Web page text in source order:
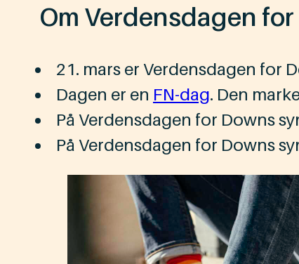
Om Verdensdagen
21. mars er ​​Verdensdagen for
Dagen er en FN-dag. ​​Den
På Verdensdagen for Downs
På Verdensdagen for Downs